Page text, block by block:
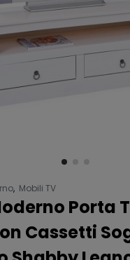
, Mobili TV
Porta
Cassetti